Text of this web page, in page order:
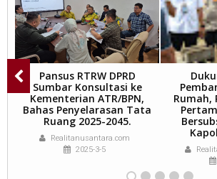
Pansus RTRW DPRD
Sumbar Konsultasi ke
Kementerian ATR/BPN,
Bahas Penyelarasan Tata
Ruang 2025-2045.
Realitanusantara.com
2025-3-5
Rumah,